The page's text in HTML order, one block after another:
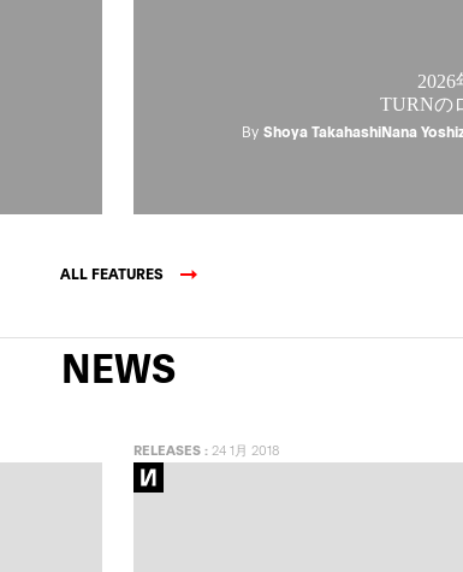
TURNの
By Shoya TakahashiNana
ALL FEATURES
NEWS
RELEASES : 24 1月 2018